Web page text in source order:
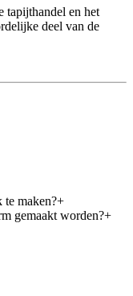
tapijthandel en het
deel van de
te maken?+
gemaakt worden?+